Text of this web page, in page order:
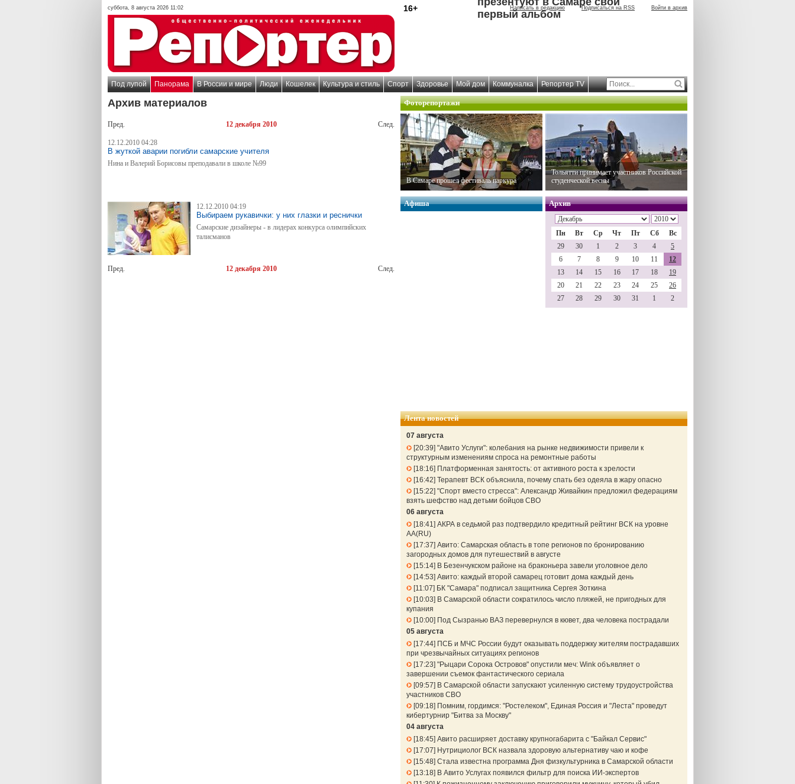
суббота, 8 августа 2026 11:02 16+ Написать в редакцию Подписаться на RSS Войти в архив
первый альбом
Под лупой Панорама В России и мире Люди Кошелек Культура и стиль Спорт Здоровье Мой дом Коммуналка Репортер TV
Архив материалов
Пред. 12 декабря 2010 След.
12.12.2010 04:28
В жуткой аварии погибли самарские учителя
Нина и Валерий Борисовы преподавали в школе №99
12.12.2010 04:19
Выбираем рукавички: у них глазки и реснички
Самарские дизайнеры - в лидерах конкурса олимпийских
талисманов
Пред. 12 декабря 2010 След.
Фоторепортажи
В Самаре прошел фестиваль паркура
Тольятти принимает участников Российской
студенческой весны
Афиша Архив
Пн Вт Ср Чт Пт Сб
Вс
29
30 1 2 3 4
5
6
7 8 9 10 11
12
13
14 15 16 17 18
19
20
21 22 23 24 25
26
27
28 29 30 31 1 2
Лента новостей
07 августа
20:39 "Авито Услуги": колебания на рынке недвижимости привели к
структурным изменениям спроса на ремонтные работы
18:16
Платформенная занятость: от активного роста к зрелости
16:42 Терапевт ВСК объяснила, почему спать без одеяла в жару опасно
15:22 "Спорт вместо стресса": Александр Живайкин предложил федерациям
взять шефство над детьми бойцов СВО
06 августа
18:41 АКРА в седьмой раз подтвердило кредитный рейтинг ВСК на уровне
АА(RU)
17:37 Авито: Самарская область в топе регионов по бронированию
загородных домов для путешествий в августе
15:14 В Безенчукском районе на браконьера завели уголовное дело
14:53 Авито: каждый второй самарец готовит дома каждый день
11:07
БК "Самара" подписал защитника Сергея Зоткина
10:03
В Самарской области сократилось число пляжей, не пригодных для
купания
10:00 Под Сызранью ВАЗ перевернулся в кювет, два человека пострадали
05 августа
17:44 ПСБ и МЧС России будут оказывать поддержку жителям пострадавших
при чрезвычайных ситуациях регионов
17:23 "Рыцари Сорока Островов" опустили меч: Wink объявляет о
завершении съемок фантастического сериала
09:57
В Самарской области запускают усиленную систему трудоустройства
участников СВО
09:18 Помним, гордимся: "Ростелеком", Единая Россия и "Леста" проведут
кибертурнир "Битва за Москву"
04 августа
18:45 Авито расширяет доставку крупногабарита с "Байкал Сервис"
17:07
Нутрициолог ВСК назвала здоровую альтернативу чаю и кофе
15:48 Стала известна программа Дня физкультурника в Самарской области
13:18 В Авито Услугах появился фильтр для поиска ИИ-экспертов